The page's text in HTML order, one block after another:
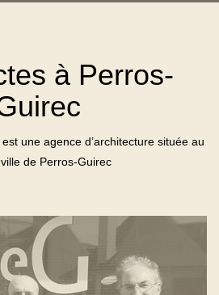
à Perros-
une agence d’architecture située au
de Perros-Guirec